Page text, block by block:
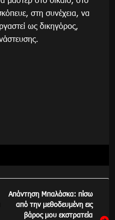
στη συνέχεια, να
ως δικηγόρος,
Απάντηση Μπαλάσκα: πίσω
από την μεθοδευμένη εις
βάρος μου εκστρατεία